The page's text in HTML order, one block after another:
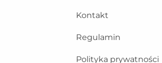
Kontakt
Regulamin
Polityka prywatności